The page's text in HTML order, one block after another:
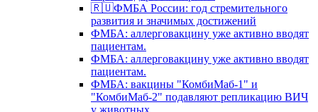
🇷🇺ФМБА России: год стремительного
развития и значимых достижений
ФМБА: аллерговакцину уже активно вводят
пациентам.
ФМБА: аллерговакцину уже активно вводят
пациентам.
ФМБА: вакцины "КомбиМаб-1" и
"КомбиМаб-2" подавляют репликацию ВИЧ
у животных